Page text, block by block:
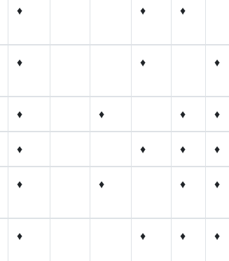
♦ ♦ ♦
♦ ♦ ♦
♦ ♦ ♦ ♦
♦ ♦ ♦ ♦
♦ ♦ ♦ ♦
♦ ♦ ♦ ♦